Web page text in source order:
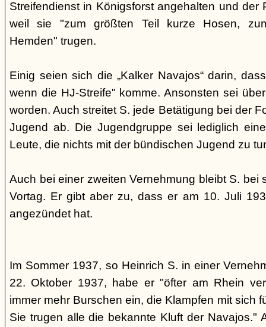
Streifendienst in Königsforst angehalten und der
weil sie "zum größten Teil kurze Hosen,
Hemden" trugen.
Einig seien sich die „Kalker Navajos“ darin,
wenn die HJ-Streife" komme. Ansonsten sei
worden. Auch streitet S. jede Betätigung bei der
Jugend ab. Die Jugendgruppe sei lediglich
Leute, die nichts mit der bündischen Jugend zu
Auch bei einer zweiten Vernehmung bleibt S. bei
Vortag. Er gibt aber zu, dass er am 10. Juli
angezündet hat.
Im Sommer 1937, so Heinrich S. in einer
22. Oktober 1937, habe er "öfter am Rhein
immer mehr Burschen ein, die Klampfen mit sich
Sie trugen alle die bekannte Kluft der Navajos."